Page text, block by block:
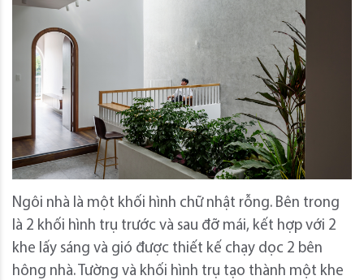
Ngôi nhà là một khối hình chữ nhật rỗng. Bên trong
là 2 khối hình trụ trước và sau đỡ mái, kết hợp với 2
khe lấy sáng và gió được thiết kế chạy dọc 2 bên
hông nhà. Tường và khối hình trụ tạo thành một khe